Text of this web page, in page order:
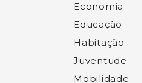
Economia
Educação
Habitação
Juventude
Mobilidade